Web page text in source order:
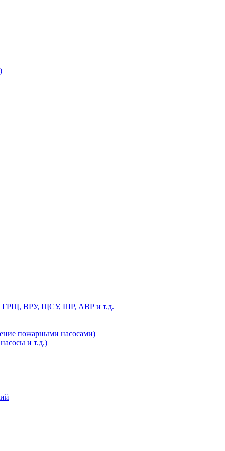
ГРЩ, ВРУ, ЩСУ, ШР, АВР и т.д.
пожарными насосами)
и т.д.)